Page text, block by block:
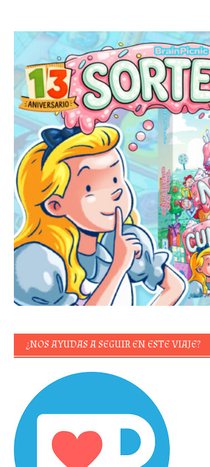
¿NOS AYUDAS A SEGUIR EN ESTE VIAJE?